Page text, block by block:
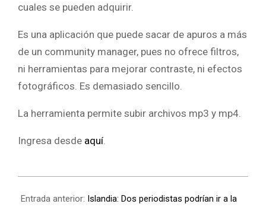
cuales se pueden adquirir.
Es una aplicación que puede sacar de apuros a más
de un community manager, pues no ofrece filtros,
ni herramientas para mejorar contraste, ni efectos
fotográficos. Es demasiado sencillo.
La herramienta permite subir archivos mp3 y mp4.
Ingresa desde aquí
Entrada anterior: Islandia: Dos periodistas podrían ir a la